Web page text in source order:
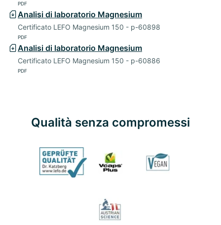
PDF
Analisi di laboratorio Magnesium
Certificato LEFO Magnesium 150 - p-60898
PDF
Analisi di laboratorio Magnesium
Certificato LEFO Magnesium 150 - p-60886
PDF
Qualità senza compromessi